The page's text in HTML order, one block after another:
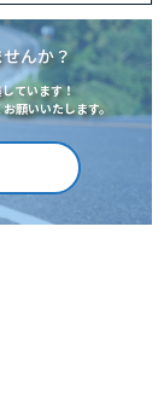
んか？
ています！
願いいたします。